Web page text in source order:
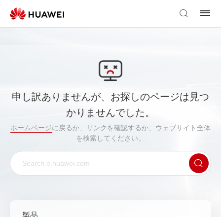
申し訳ありませんが、お探しのページは見つ
かりませんでした。
ホームページに戻るか、リンクを確認するか、ウェブサイト全体
を検索してください。
製品